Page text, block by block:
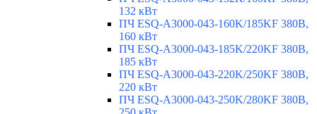
132 кВт
ПЧ ESQ-A3000-043-160K/185KF 380В,
160 кВт
ПЧ ESQ-A3000-043-185K/220KF 380В,
185 кВт
ПЧ ESQ-A3000-043-220K/250KF 380В,
220 кВт
ПЧ ESQ-A3000-043-250K/280KF 380В,